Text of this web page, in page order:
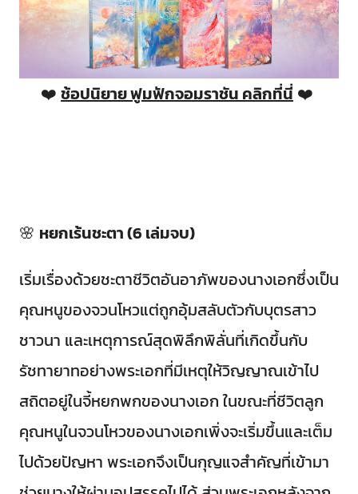
❤️ ช้อปนิยาย ฟูมฟักจอมราชัน คลิกที่นี่ ❤️
🌸 หยกเร้นชะตา (6 เล่มจบ)
เริ่มเรื่องด้วยชะตาชีวิตอันอาภัพของนางเอกซึ่งเป็น
คุณหนูของจวนโหวแต่ถูกอุ้มสลับตัวกับบุตรสาว
ชาวนา และเหตุการณ์สุดพิลึกพิลั่นที่เกิดขึ้นกับ
รัชทายาทอย่างพระเอกที่มีเหตุให้วิญญาณเข้าไป
สถิตอยู่ในจี้หยกพกของนางเอก ในขณะที่ชีวิตลูก
คุณหนูในจวนโหวของนางเอกเพิ่งจะเริ่มขึ้นและเต็ม
ไปด้วยปัญหา พระเอกจึงเป็นกุญแจสำคัญที่เข้ามา